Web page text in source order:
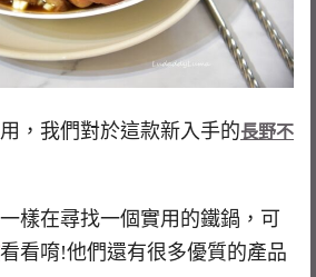
，我們對於這款新入手的長野不
樣在尋找一個實用的鐵鍋，可
看看唷!他們還有很多優質的產品